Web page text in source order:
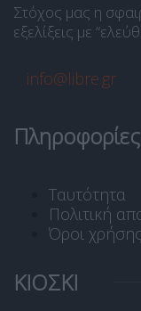
Στόχος μας η
εξελίξεις με
info@libre.gr
Πληροφορίες
Ταυτότητα
Πολιτική
Όροι χρήσης
ΚΙΟΣΚΙ